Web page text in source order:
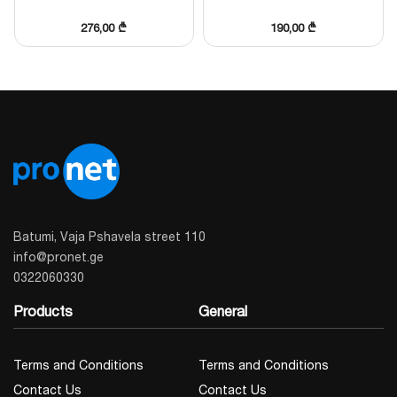
მსგავსი პროდუქციის შერჩევა
276,00₾ 190,00₾
Batumi, Vaja Pshavela street 110
info@pronet.ge
0322060330
Products
Terms and Conditions
Contact Us
General
Terms and Conditions
Contact Us